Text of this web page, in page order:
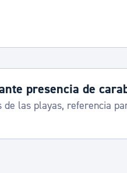
presencia de
de las playas, referencia